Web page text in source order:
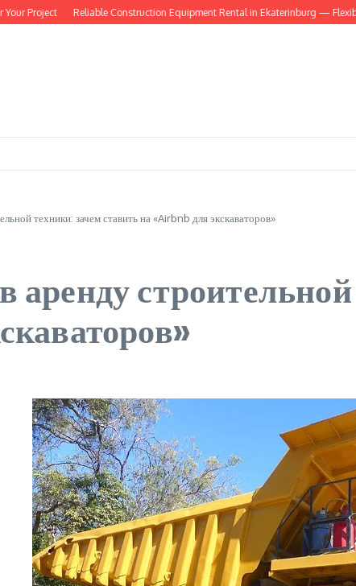
Reliable Construction Equipment Rental in Ekaterinburg — Flexible,
техники: зачем ставить на «Airbnb для экскаваторов»
аренду